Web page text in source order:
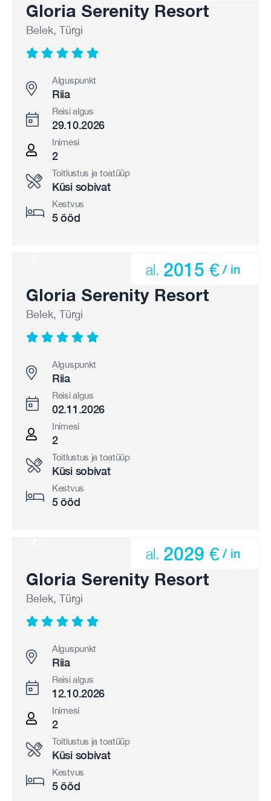
Gloria Serenity Resort
Belek, Türgi
Alguspunkt
Riia
Reisi algus
29.10.2026
Inimesi
2
Toitlustus ja toatüüp
Küsi sobivat
Kestvus
5 ööd
Gloria Serenity Resort
Belek, Türgi
al. 2015 € / in
Alguspunkt
Riia
Reisi algus
02.11.2026
Inimesi
2
Toitlustus ja toatüüp
Küsi sobivat
Kestvus
5 ööd
Gloria Serenity Resort
Belek, Türgi
al. 2029 € / in
Alguspunkt
Riia
Reisi algus
12.10.2026
Inimesi
2
Toitlustus ja toatüüp
Küsi sobivat
Kestvus
5 ööd